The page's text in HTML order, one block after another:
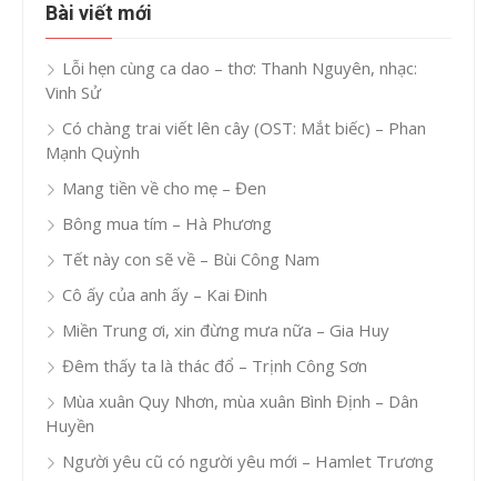
Bài viết mới
Lỗi hẹn cùng ca dao – thơ: Thanh Nguyên, nhạc:
Vinh Sử
Có chàng trai viết lên cây (OST: Mắt biếc) – Phan
Mạnh Quỳnh
Mang tiền về cho mẹ – Đen
Bông mua tím – Hà Phương
Tết này con sẽ về – Bùi Công Nam
Cô ấy của anh ấy – Kai Đinh
Miền Trung ơi, xin đừng mưa nữa – Gia Huy
Đêm thấy ta là thác đổ – Trịnh Công Sơn
Mùa xuân Quy Nhơn, mùa xuân Bình Định – Dân
Huyền
Người yêu cũ có người yêu mới – Hamlet Trương